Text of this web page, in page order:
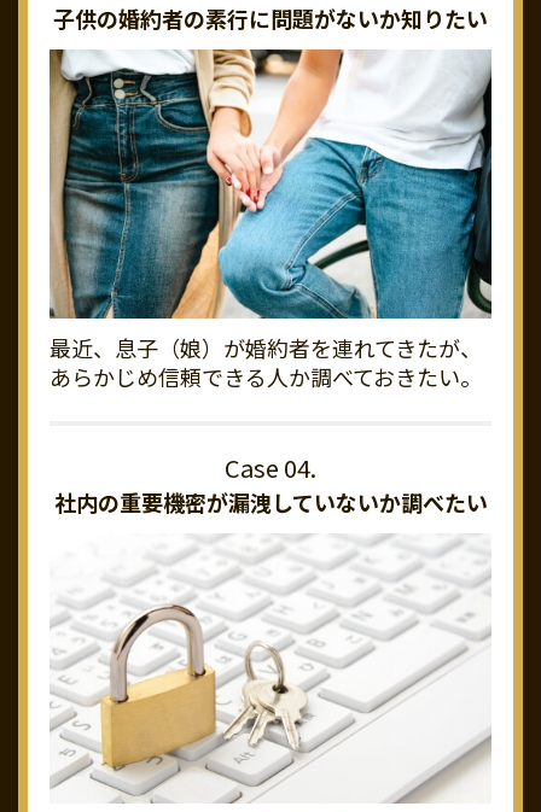
子供の婚約者の素行に問題がないか知りたい
最近、息子（娘）が婚約者を連れてきたが、
あらかじめ信頼できる人か調べておきたい。
社内の重要機密が漏洩していないか調べたい